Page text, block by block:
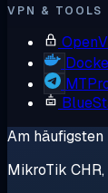
VPN & TOOLS
Am
MikroTik